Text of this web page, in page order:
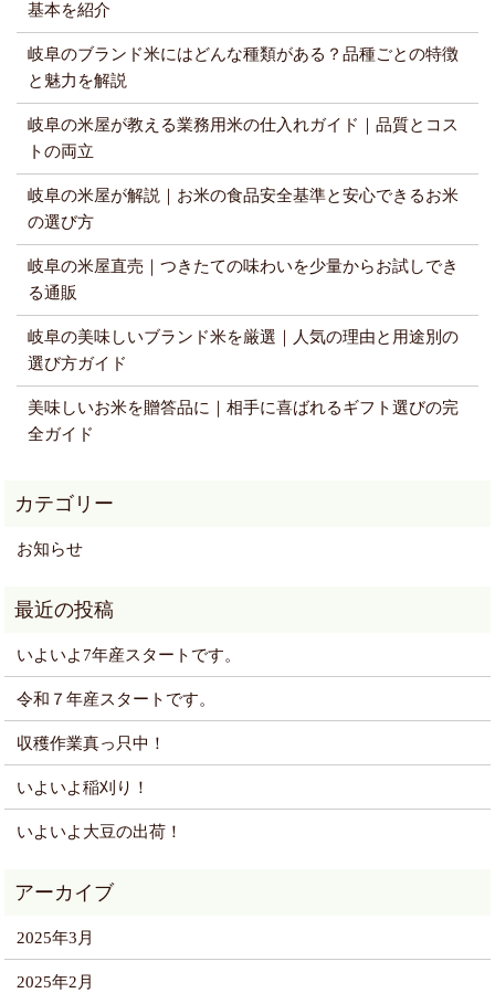
基本を紹介
岐阜のブランド米にはどんな種類がある？品種ごとの特徴
と魅力を解説
岐阜の米屋が教える業務用米の仕入れガイド｜品質とコス
トの両立
岐阜の米屋が解説｜お米の食品安全基準と安心できるお米
の選び方
岐阜の米屋直売｜つきたての味わいを少量からお試しでき
る通販
岐阜の美味しいブランド米を厳選｜人気の理由と用途別の
選び方ガイド
美味しいお米を贈答品に｜相手に喜ばれるギフト選びの完
全ガイド
お知らせ
いよいよ7年産スタートです。
令和７年産スタートです。
収穫作業真っ只中！
いよいよ稲刈り！
いよいよ大豆の出荷！
2025年3月
2025年2月